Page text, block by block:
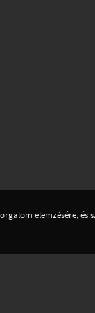
elemzésére,